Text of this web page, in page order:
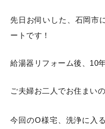
先日お伺いした、石岡市
ートです！
給湯器リフォーム後、10年
ご夫婦お二人でお住まい
今回のO様宅、洗浄に入